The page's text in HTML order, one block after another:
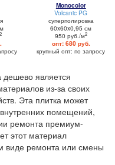
2
Monocolor
Volcanic PG
суперполировка
60x60x0,95 см
950 руб./м2
опт: 680 руб.
крупный опт: по запросу
дешево является
из-за своих
Эта плитка может
помещений,
ремонта премиум-
этот материал
ремонта или смены